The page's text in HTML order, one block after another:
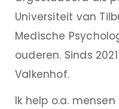
Universiteit van
Medische
ouderen. Sinds
Valkenhof.
Ik help o.a.